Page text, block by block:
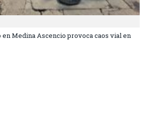
Medina Ascencio provoca caos vial en